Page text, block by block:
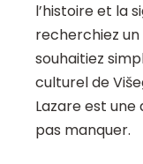
l’histoire et la
recherchiez
souhaitiez
culturel de
Lazare est
pas manquer.